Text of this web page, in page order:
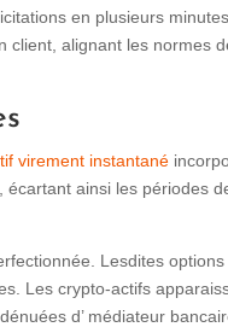
en plusieurs
client, alignant les normes
virement instantané
écartant ainsi les périodes
Lesdites options
Les crypto-actifs
d’ médiateur